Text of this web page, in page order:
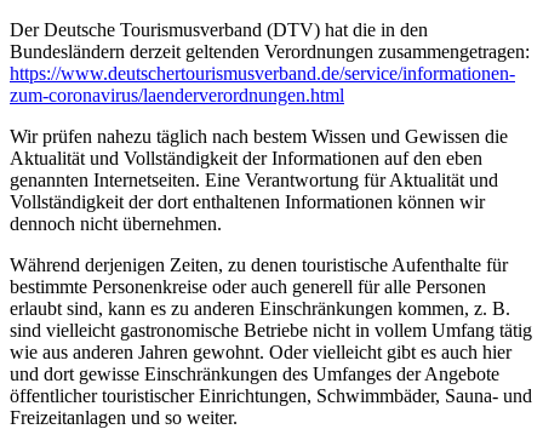
Der Deutsche Tourismusverband (DTV) hat die in den
Bundesländern derzeit geltenden Verordnungen zusammengetragen:
https://www.deutscher­tourismusverband.de/­service/­informationen-
zum-coronavirus/­laenderverordnungen.html
Wir prüfen nahezu täglich nach bestem Wissen und Gewissen die
Aktualität und Vollständigkeit der Informationen auf den eben
genannten Internetseiten. Eine Verantwortung für Aktualität und
Vollständigkeit der dort enthaltenen Informationen können wir
dennoch nicht übernehmen.
Während derjenigen Zeiten, zu denen touristische Aufenthalte für
bestimmte Personenkreise oder auch generell für alle Personen
erlaubt sind, kann es zu anderen Einschränkungen kommen, z. B.
sind vielleicht gastronomische Betriebe nicht in vollem Umfang tätig
wie aus anderen Jahren gewohnt. Oder vielleicht gibt es auch hier
und dort gewisse Einschränkungen des Umfanges der Angebote
öffentlicher touristischer Einrichtungen, Schwimmbäder, Sauna- und
Freizeitanlagen und so weiter.